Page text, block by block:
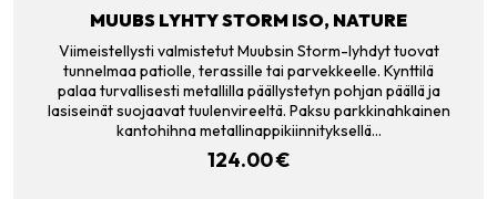
MUUBS LYHTY STORM ISO, NATURE
Viimeistellysti valmistetut Muubsin Storm-lyhdyt tuovat
tunnelmaa patiolle, terassille tai parvekkeelle. Kynttilä
palaa turvallisesti metallilla päällystetyn pohjan päällä ja
lasiseinät suojaavat tuulenvireeltä. Paksu parkkinahkainen
kantohihna metallinappikiinnityksellä…
124.00€